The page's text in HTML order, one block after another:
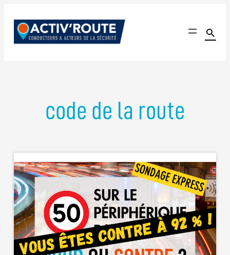
contenu

Le seul site communautaire dédié à l'amélioration
code de la route